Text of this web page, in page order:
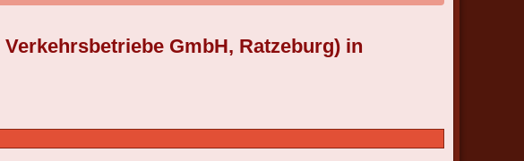
GmbH, Ratzeburg) in